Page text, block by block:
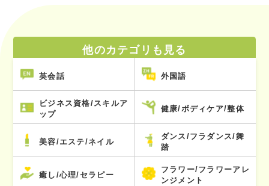
他のカテゴリも見る
英会話 外国語
ビジネス資格/スキルア
ップ
健康/ボディケア/整体
美容/エステ/ネイル
ダンス/フラダンス/舞
踏
癒し/心理/セラピー
フラワー/フラワーアレ
ンジメント